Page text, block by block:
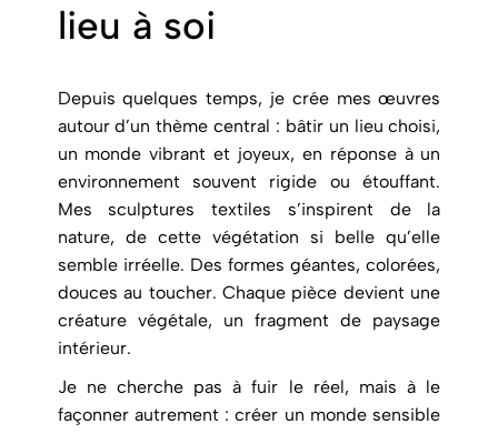
lieu à soi
Depuis quelques temps, je crée mes œuvres
autour d’un thème central : bâtir un lieu choisi,
un monde vibrant et joyeux, en réponse à un
environnement souvent rigide ou étouffant.
Mes sculptures textiles s’inspirent de la
nature, de cette végétation si belle qu’elle
semble irréelle. Des formes géantes, colorées,
douces au toucher. Chaque pièce devient une
créature végétale, un fragment de paysage
intérieur.
Je ne cherche pas à fuir le réel, mais à le
façonner autrement : créer un monde sensible